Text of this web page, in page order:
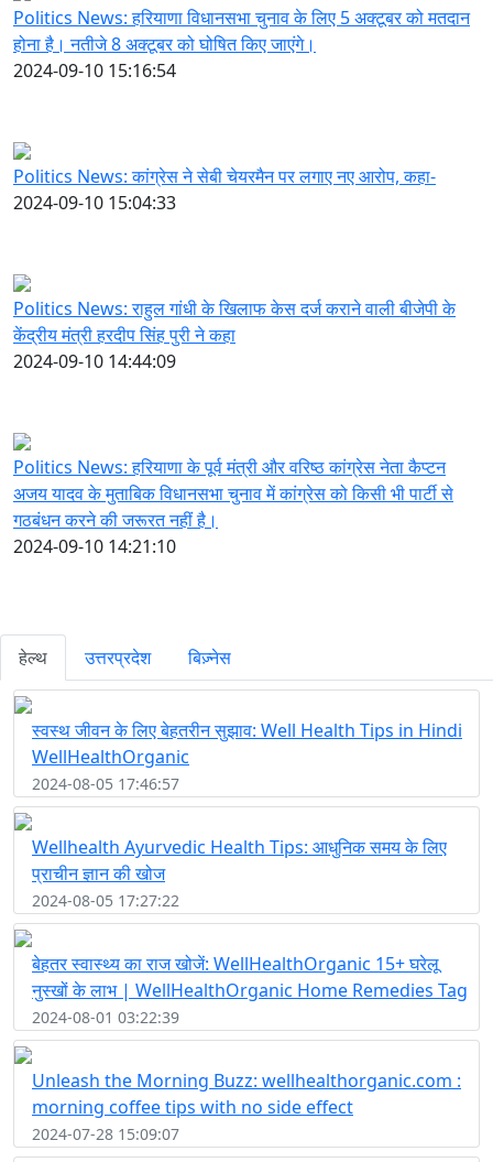
Politics News: हरियाणा विधानसभा चुनाव के लिए 5 अक्टूबर को मतदान
होना है। नतीजे 8 अक्टूबर को घोषित किए जाएंगे।
2024-09-10 15:16:54
Politics News: कांग्रेस ने सेबी चेयरमैन पर लगाए नए आरोप, कहा-
2024-09-10 15:04:33
Politics News: राहुल गांधी के खिलाफ केस दर्ज कराने वाली बीजेपी के
केंद्रीय मंत्री हरदीप सिंह पुरी ने कहा
2024-09-10 14:44:09
Politics News: हरियाणा के पूर्व मंत्री और वरिष्ठ कांग्रेस नेता कैप्टन
अजय यादव के मुताबिक विधानसभा चुनाव में कांग्रेस को किसी भी पार्टी से
गठबंधन करने की जरूरत नहीं है।
2024-09-10 14:21:10
हेल्थ उत्तरप्रदेश बिज़्नेस
स्वस्थ जीवन के लिए बेहतरीन सुझाव: Well Health Tips in Hindi
WellHealthOrganic
2024-08-05 17:46:57
Wellhealth Ayurvedic Health Tips: आधुनिक समय के लिए
प्राचीन ज्ञान की खोज
2024-08-05 17:27:22
बेहतर स्वास्थ्य का राज खोजें: WellHealthOrganic 15+ घरेलू
नुस्खों के लाभ | WellHealthOrganic Home Remedies Tag
2024-08-01 03:22:39
Unleash the Morning Buzz: wellhealthorganic.com :
morning coffee tips with no side effect
2024-07-28 15:09:07